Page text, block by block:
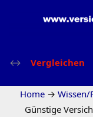
Vergleichen
Home → Wissen/
Günstige